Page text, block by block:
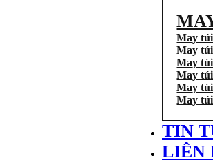
May
May túi
May
May
May
May
TIN
LIÊN